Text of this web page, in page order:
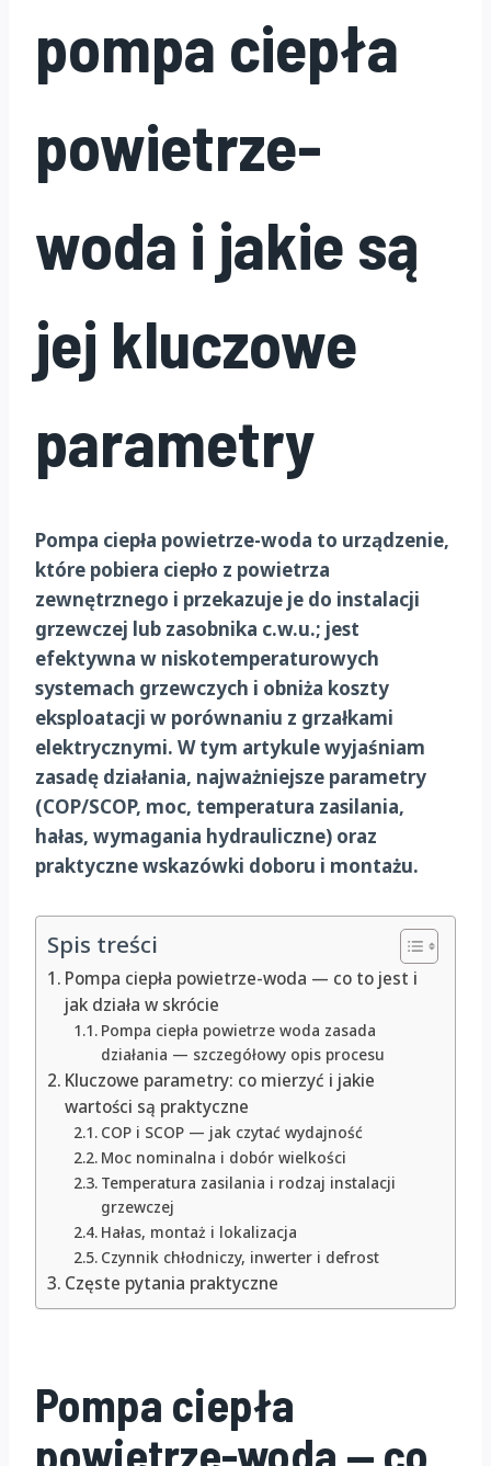
pompa ciepła
powietrze-
woda i jakie są
jej kluczowe
parametry
Pompa ciepła powietrze-woda to urządzenie,
które pobiera ciepło z powietrza
zewnętrznego i przekazuje je do instalacji
grzewczej lub zasobnika c.w.u.; jest
efektywna w niskotemperaturowych
systemach grzewczych i obniża koszty
eksploatacji w porównaniu z grzałkami
elektrycznymi. W tym artykule wyjaśniam
zasadę działania, najważniejsze parametry
(COP/SCOP, moc, temperatura zasilania,
hałas, wymagania hydrauliczne) oraz
praktyczne wskazówki doboru i montażu.
Spis treści
Pompa ciepła powietrze-woda — co to jest i
jak działa w skrócie
Pompa ciepła powietrze woda zasada
działania — szczegółowy opis procesu
Kluczowe parametry: co mierzyć i jakie
wartości są praktyczne
COP i SCOP — jak czytać wydajność
Moc nominalna i dobór wielkości
Temperatura zasilania i rodzaj instalacji
grzewczej
Hałas, montaż i lokalizacja
Czynnik chłodniczy, inwerter i defrost
Częste pytania praktyczne
Pompa ciepła
powietrze-woda — co